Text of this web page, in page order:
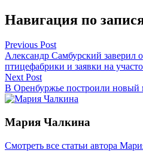
Навигация по
Previous Post
Александр Самбурский заверил
птицефабрики и заявки на
Next Post
В Оренбуржье построили новый
Мария Чалкина
Смотреть все статьи автора